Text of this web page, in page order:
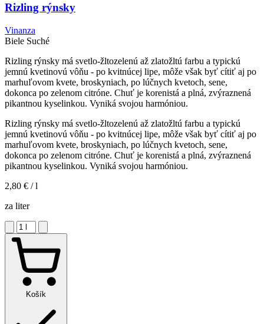
Rizling rýnsky
Vinanza
Biele Suché
Rizling rýnsky má svetlo-žltozelenú až zlatožltú farbu a typickú
jemnú kvetinovú vôňu - po kvitnúcej lipe, môže však byť cítiť aj po
marhuľovom kvete, broskyniach, po lúčnych kvetoch, sene,
dokonca po zelenom citróne. Chuť je korenistá a plná, zvýraznená
pikantnou kyselinkou. Vyniká svojou harmóniou.
Rizling rýnsky má svetlo-žltozelenú až zlatožltú farbu a typickú
jemnú kvetinovú vôňu - po kvitnúcej lipe, môže však byť cítiť aj po
marhuľovom kvete, broskyniach, po lúčnych kvetoch, sene,
dokonca po zelenom citróne. Chuť je korenistá a plná, zvýraznená
pikantnou kyselinkou. Vyniká svojou harmóniou.
2,80 € / l
za liter
Košík